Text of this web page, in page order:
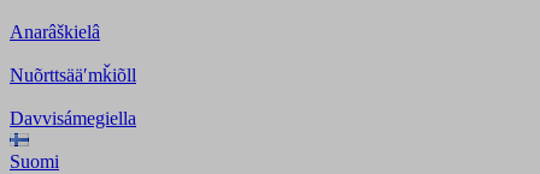
Anarâškielâ
Nuõrttsääʹmǩiõll
Davvisámegiella
Suomi